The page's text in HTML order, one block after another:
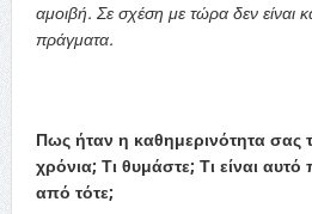
αμοιβή. Σε σχέση με τώρα δεν είναι
πράγματα.
Πως ήταν η καθημερινότητα σας
χρόνια; Τι θυμάστε; Τι είναι αυτό
από τότε;